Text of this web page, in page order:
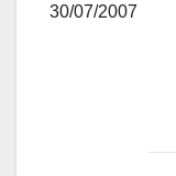
30/07/2007